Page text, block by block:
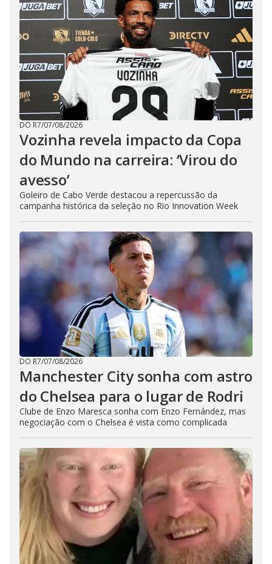
DO R7/07/08/2026
Vozinha revela impacto da Copa
do Mundo na carreira: ‘Virou do
avesso’
Goleiro de Cabo Verde destacou a repercussão da
campanha histórica da seleção no Rio Innovation Week
DO R7/07/08/2026
Manchester City sonha com astro
do Chelsea para o lugar de Rodri
Clube de Enzo Maresca sonha com Enzo Fernández, mas
negociação com o Chelsea é vista como complicada